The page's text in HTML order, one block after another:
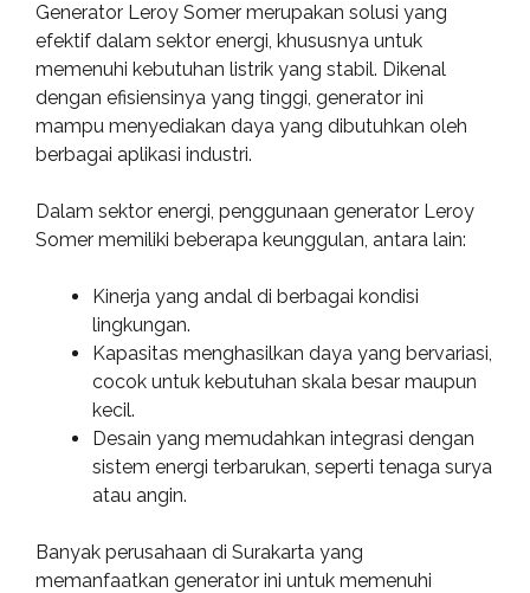
Generator Leroy Somer merupakan solusi yang
efektif dalam sektor energi, khususnya untuk
memenuhi kebutuhan listrik yang stabil. Dikenal
dengan efisiensinya yang tinggi, generator ini
mampu menyediakan daya yang dibutuhkan oleh
berbagai aplikasi industri.
Dalam sektor energi, penggunaan generator Leroy
Somer memiliki beberapa keunggulan, antara lain:
Kinerja yang andal di berbagai kondisi
lingkungan.
Kapasitas menghasilkan daya yang bervariasi,
cocok untuk kebutuhan skala besar maupun
kecil.
Desain yang memudahkan integrasi dengan
sistem energi terbarukan, seperti tenaga surya
atau angin.
Banyak perusahaan di Surakarta yang
memanfaatkan generator ini untuk memenuhi